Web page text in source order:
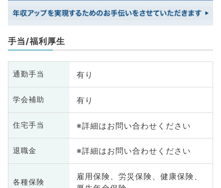
手当/福利厚生
通勤手当 有り
学会補助 有り
住宅手当 ※詳細はお問い合わせください
退職金 ※詳細はお問い合わせください
各種保険
雇用保険、労災保険、健康保険、